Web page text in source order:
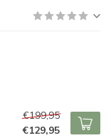
€199,95
€129,95